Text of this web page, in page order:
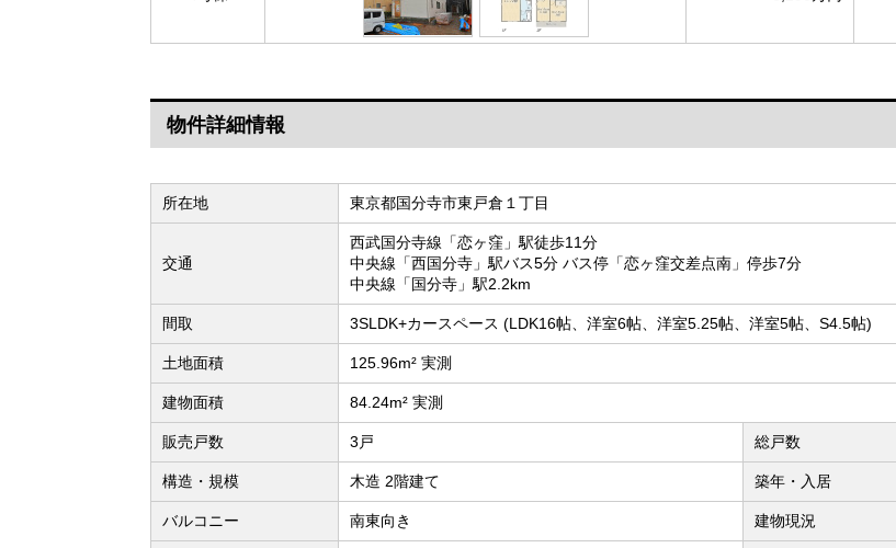
物件詳細情報
所在地 東京都国分寺市東戸倉１丁目
交通
西武国分寺線「恋ヶ窪」駅徒歩11分
中央線「西国分寺」駅バス5分 バス停「恋ヶ窪交差点南」停歩7分
中央線「国分寺」駅2.2km
間取 3SLDK+カースペース (LDK16帖、洋室6帖、洋室5.25帖、洋室5帖、S4.5帖)
土地面積 125.96m² 実測
建物面積 84.24m² 実測
販売戸数 3戸 総戸数
構造・規模 木造 2階建て 築年・入居
バルコニー 南東向き 建物現況